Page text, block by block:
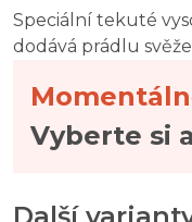
Speciální tekuté
dodává prádlu
Vyberte si